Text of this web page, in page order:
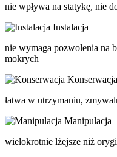
nie wpływa na statykę, nie
Instalacja
nie wymaga pozwolenia na
mokrych
Konserwacja
łatwa w utrzymaniu,
Manipulacja
wielokrotnie lżejsze niż